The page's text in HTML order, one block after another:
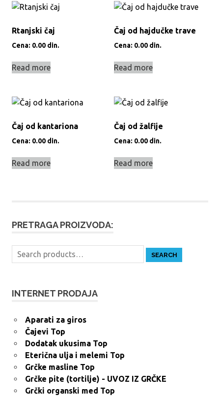
Rtanjski čaj
Cena: 0.00 din.
Read more
Čaj od hajdučke trave
Cena: 0.00 din.
Read more
Čaj od kantariona
Cena: 0.00 din.
Read more
Čaj od žalfije
Cena: 0.00 din.
Read more
PRETRAGA PROIZVODA:
Search
for:
SEARCH
INTERNET PRODAJA
Aparati za giros
Čajevi Top
Dodatak ukusima Top
Eterična ulja i melemi Top
Grčke masline Top
Grčke pite (tortilje) - UVOZ IZ GRČKE
Grčki organski med Top